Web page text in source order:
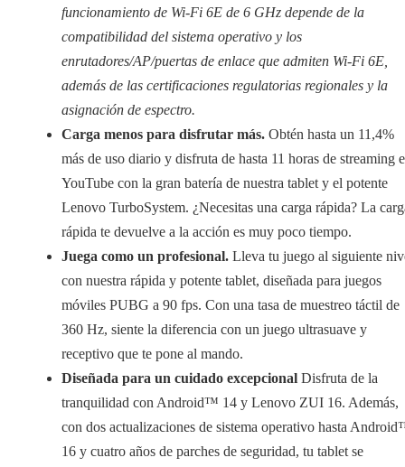
funcionamiento de Wi-Fi 6E de 6 GHz depende de la
compatibilidad del sistema operativo y los
enrutadores/AP/puertas de enlace que admiten Wi-Fi 6E,
además de las certificaciones regulatorias regionales y la
asignación de espectro.
Carga menos para disfrutar más. Obtén hasta un 11,4%
más de uso diario y disfruta de hasta 11 horas de streaming
YouTube con la gran batería de nuestra tablet y el potente
Lenovo TurboSystem. ¿Necesitas una carga rápida? La
rápida te devuelve a la acción es muy poco tiempo.
Juega como un profesional. Lleva tu juego al siguiente
con nuestra rápida y potente tablet, diseñada para juegos
móviles PUBG a 90 fps. Con una tasa de muestreo táctil de
360 Hz, siente la diferencia con un juego ultrasuave y
receptivo que te pone al mando.
Diseñada para un cuidado excepcional Disfruta de la
tranquilidad con Android™ 14 y Lenovo ZUI 16. Además,
con dos actualizaciones de sistema operativo hasta
16 y cuatro años de parches de seguridad, tu tablet se